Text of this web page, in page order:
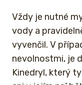
Vždy je nutné
vody a
vyvenčil. V
nevolnostmi, je
Kinedryl, který